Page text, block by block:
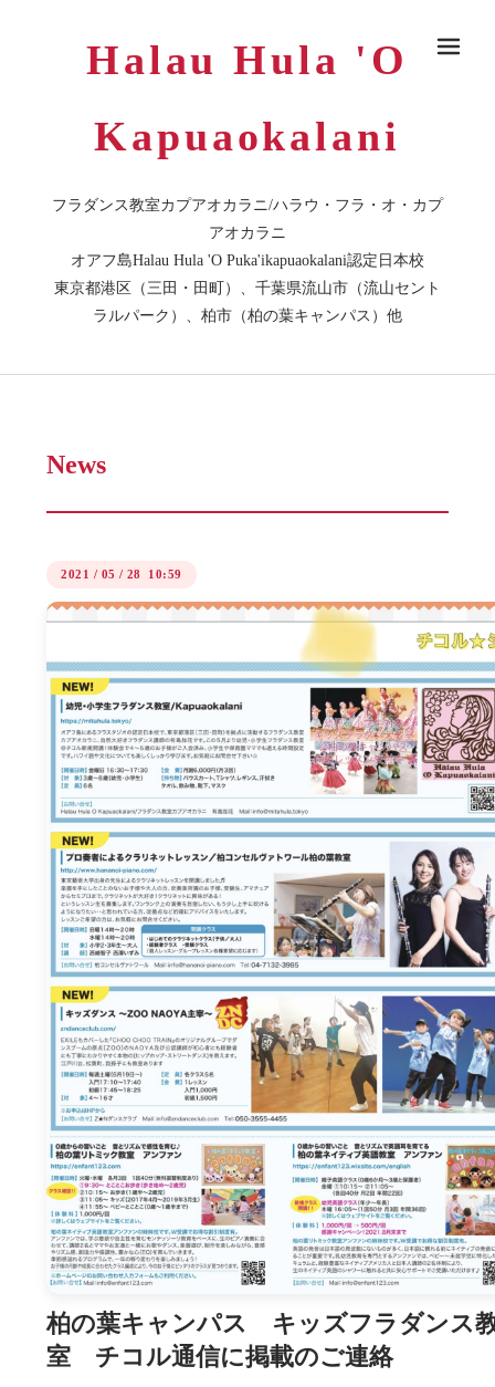
Halau Hula 'O
Kapuaokalani
フラダンス教室カプアオカラニ/ハラウ・フラ・オ・カプ
アオカラニ
オアフ島Halau Hula 'O Puka'ikapuaokalani認定日本校
東京都港区（三田・田町）、千葉県流山市（流山セント
ラルパーク）、柏市（柏の葉キャンパス）他
News
2021 / 05 / 28 10:59
柏の葉キャンパス キッズフラダンス
室 チコル通信に掲載のご連絡